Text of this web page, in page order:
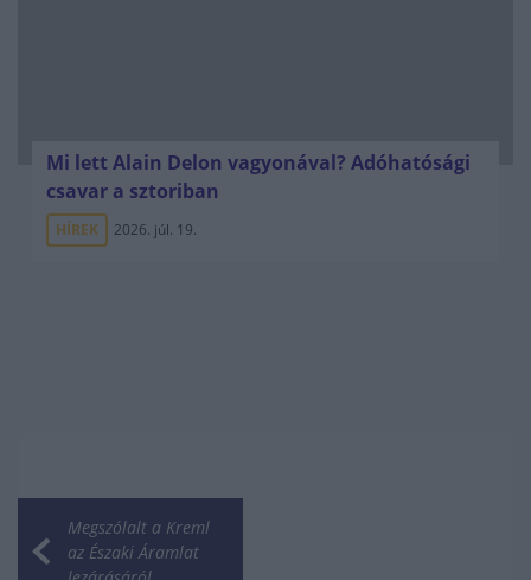
Mi lett Alain Delon vagyonával? Adóhatósági
csavar a sztoriban
HÍREK 2026. júl. 19.
Megszólalt a Kreml
az Északi Áramlat